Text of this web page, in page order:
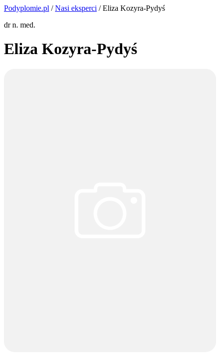
Podyplomie.pl /Nasi eksperci / Eliza Kozyra-Pydyś
dr n. med.
Eliza Kozyra-Pydyś